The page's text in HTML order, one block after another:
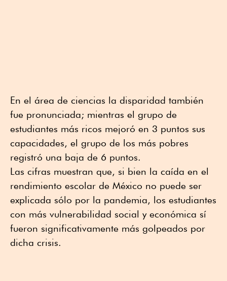
En el área de ciencias la disparidad también
fue pronunciada; mientras el grupo de
estudiantes más ricos mejoró en 3 puntos sus
capacidades, el grupo de los más pobres
registró una baja de 6 puntos.
Las cifras muestran que, si bien la caída en el
rendimiento escolar de México no puede ser
explicada sólo por la pandemia, los estudiantes
con más vulnerabilidad social y económica sí
fueron significativamente más golpeados por
dicha crisis.